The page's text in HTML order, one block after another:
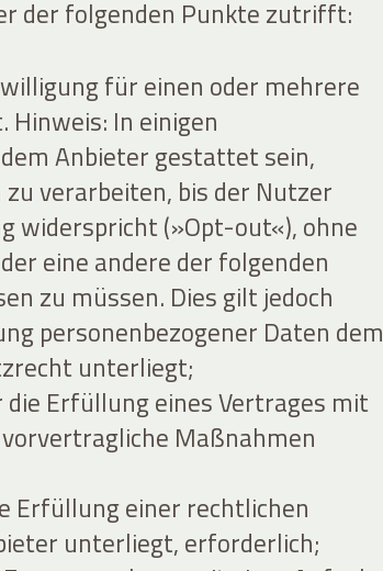
der folgenden Punkte zutrifft:
für einen oder mehrere
In einigen
Anbieter gestattet sein,
verarbeiten, bis der Nutzer
widerspricht (»Opt-out«), ohne
eine andere der folgenden
zu müssen. Dies gilt jedoch
personenbezogener Daten dem
unterliegt;
Erfüllung eines Vertrages mit
Maßnahmen
Erfüllung einer rechtlichen
unterliegt, erforderlich;